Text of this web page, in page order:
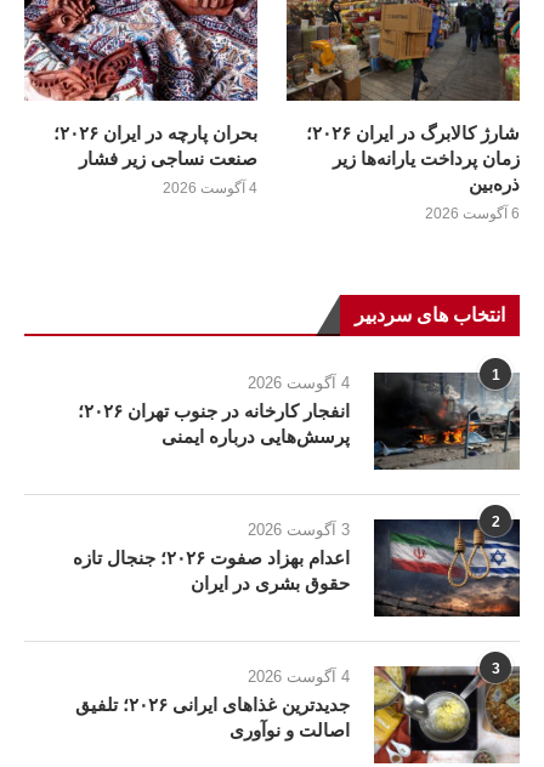
شارژ کالابرگ در ایران ۲۰۲۶؛
زمان پرداخت یارانه‌ها زیر
ذره‌بین
6 آگوست 2026
بحران پارچه در ایران ۲۰۲۶؛
صنعت نساجی زیر فشار
4 آگوست 2026
انتخاب های سردبیر
1 4 آگوست 2026
انفجار کارخانه در جنوب تهران ۲۰۲۶؛
پرسش‌هایی درباره ایمنی
2 3 آگوست 2026
اعدام بهزاد صفوت ۲۰۲۶؛ جنجال تازه
حقوق بشری در ایران
3 4 آگوست 2026
جدیدترین غذاهای ایرانی ۲۰۲۶؛ تلفیق
اصالت و نوآوری